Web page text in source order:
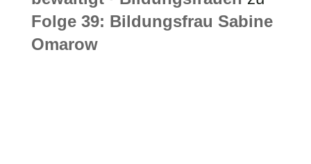
Folge 39: Bildungsfrau Sabine
Omarow